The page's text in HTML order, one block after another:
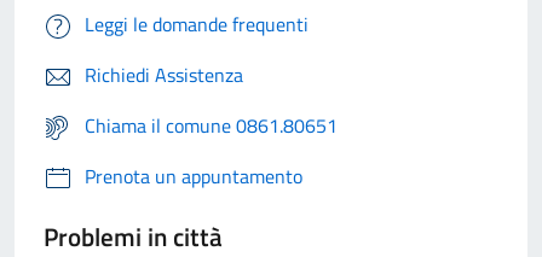
Leggi le domande frequenti
Richiedi Assistenza
Chiama il comune 0861.80651
Prenota un appuntamento
Problemi in città